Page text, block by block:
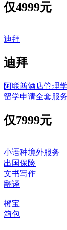
仅4999元
迪拜
迪拜
阿联酋酒店管理
留学申请全套服务
仅7999元
小语种境外服务
出国保险
文书写作
翻译
橙宝
箱包